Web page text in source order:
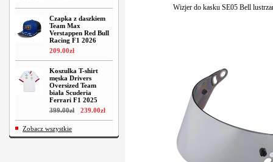
Czapka z daszkiem
Team Max
Verstappen Red Bull
Racing F1 2026
209.00zł
Koszulka T-shirt
męska Drivers
Oversized Team
biała Scuderia
Ferrari F1 2025
399.00zł 239.00zł
Zobacz wszystkie
Wizjer do kasku SE05 Bell